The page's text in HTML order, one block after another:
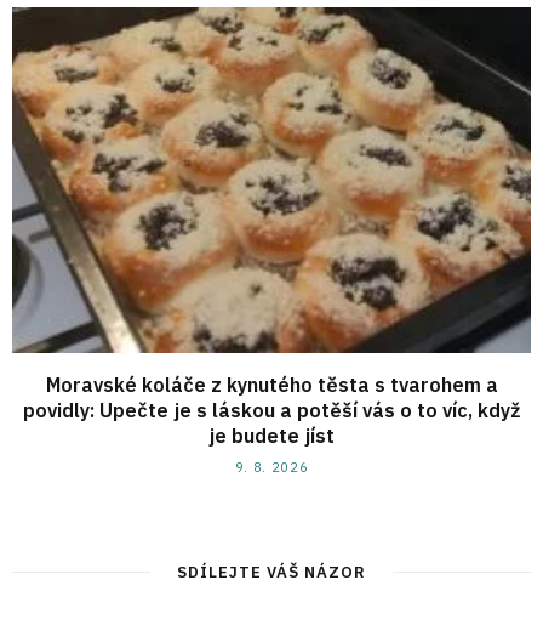
Moravské koláče z kynutého těsta s tvarohem a
povidly: Upečte je s láskou a potěší vás o to víc, když
je budete jíst
9. 8. 2026
SDÍLEJTE VÁŠ NÁZOR